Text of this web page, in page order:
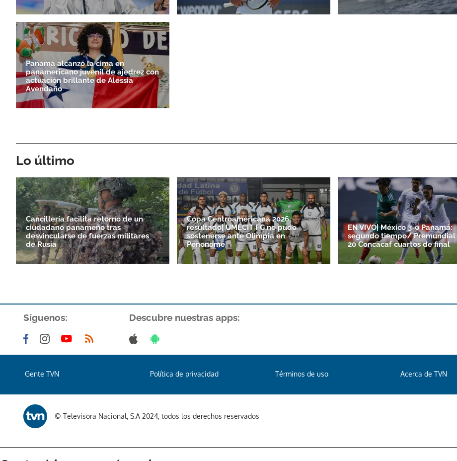
Panamá alcanzó la cima en
panamericano juvenil de ajedrez con
actuación brillante de Alessia
Avendaño
Lo último
Cancillería facilita retorno de un
ciudadano panameño tras
desvincularse de fuerzas militares
de Rusia
Copa Centroamericana 2026
resultado| UMECIT FC no pudo
sostenerse ante Olimpia en
Penonomé
EN VIVO| México 3-0 Panamá:
segundo tiempo/ Premundial
20 Concacaf cuartos de final
Síguenos: Descubre nuestras apps:
Gente TVN Política de privacidad Términos de uso Acerca de TVN
© Televisora Nacional, S.A 2024, todos los derechos reservados